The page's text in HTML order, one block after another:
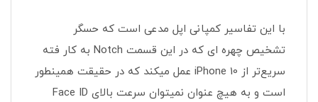
با این تفاسیر کمپانی اپل مدعی است که حسگر
تشخیص چهره ای که در این قسمت Notch به کار فته
سریع‌تر از iPhone 10 عمل میکند که در حقیقت همینطور
است و به هیچ عنوان نمیتوان سرعت بالای Face ID